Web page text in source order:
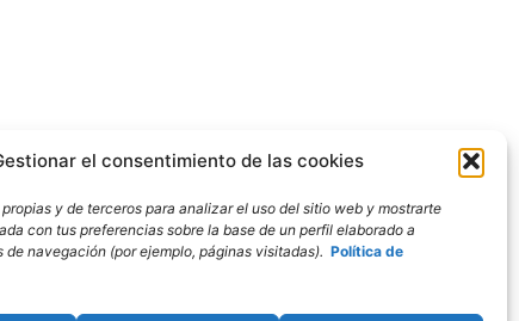
el consentimiento de las cookies
y de terceros para analizar el uso del sitio web y mostrarte
con tus preferencias sobre la base de un perfil elaborado a
de navegación (por ejemplo, páginas visitadas). Política de